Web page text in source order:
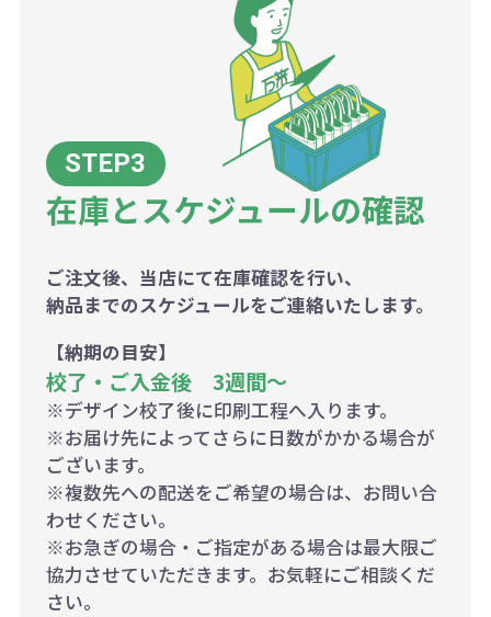
在庫とスケジュールの確認
ご注文後、当店にて在庫確認を行い、
納品までのスケジュールをご連絡いたします。
【納期の目安】
校了・ご入金後 3週間～
※デザイン校了後に印刷工程へ入ります。
※お届け先によってさらに日数がかかる場合が
ございます。
※複数先への配送をご希望の場合は、お問い合
わせください。
※お急ぎの場合・ご指定がある場合は最大限ご
協力させていただきます。お気軽にご相談くだ
さい。